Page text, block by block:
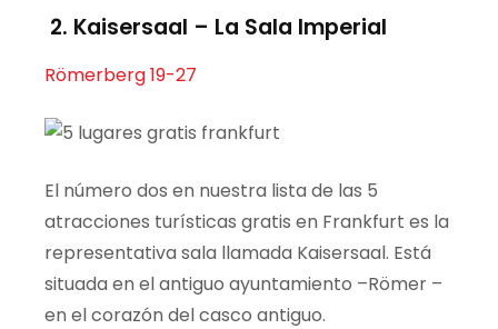
2. Kaisersaal – La Sala Imperial
Römerberg 19-27
El número dos en nuestra lista de las 5
atracciones turísticas gratis en Frankfurt es la
representativa sala llamada Kaisersaal. Está
situada en el antiguo ayuntamiento –Römer –
en el corazón del casco antiguo.